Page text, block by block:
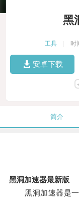
黑
工具 时
安卓下载
简介
黑洞加速器最新版
黑洞加速器是一